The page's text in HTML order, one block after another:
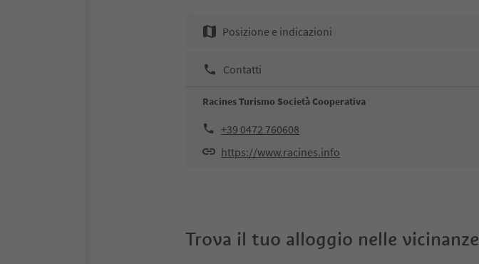
Posizione e indicazioni
Contatti
Racines Turismo Società Cooperativa
+39 0472 760608
https://www.racines.info
Trova il tuo alloggio nelle vicinanze